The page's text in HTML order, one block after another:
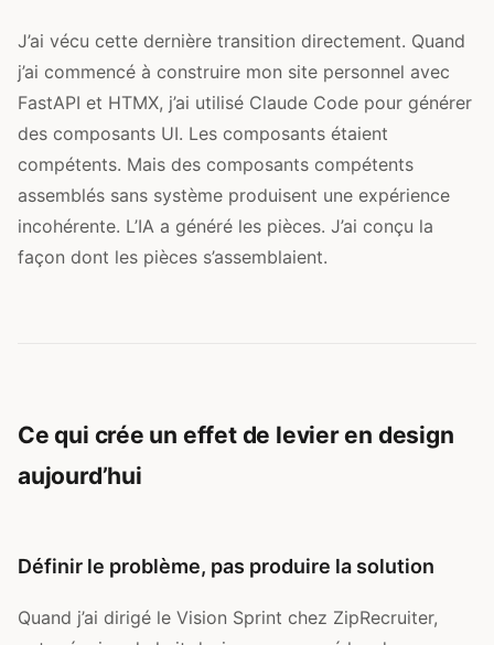
J’ai vécu cette dernière transition directement. Quand
j’ai commencé à construire mon site personnel avec
FastAPI et HTMX, j’ai utilisé Claude Code pour générer
des composants UI. Les composants étaient
compétents. Mais des composants compétents
assemblés sans système produisent une expérience
incohérente. L’IA a généré les pièces. J’ai conçu la
façon dont les pièces s’assemblaient.
Ce qui crée un effet de levier en design
aujourd’hui
Définir le problème, pas produire la solution
Quand j’ai dirigé le Vision Sprint chez ZipRecruiter,